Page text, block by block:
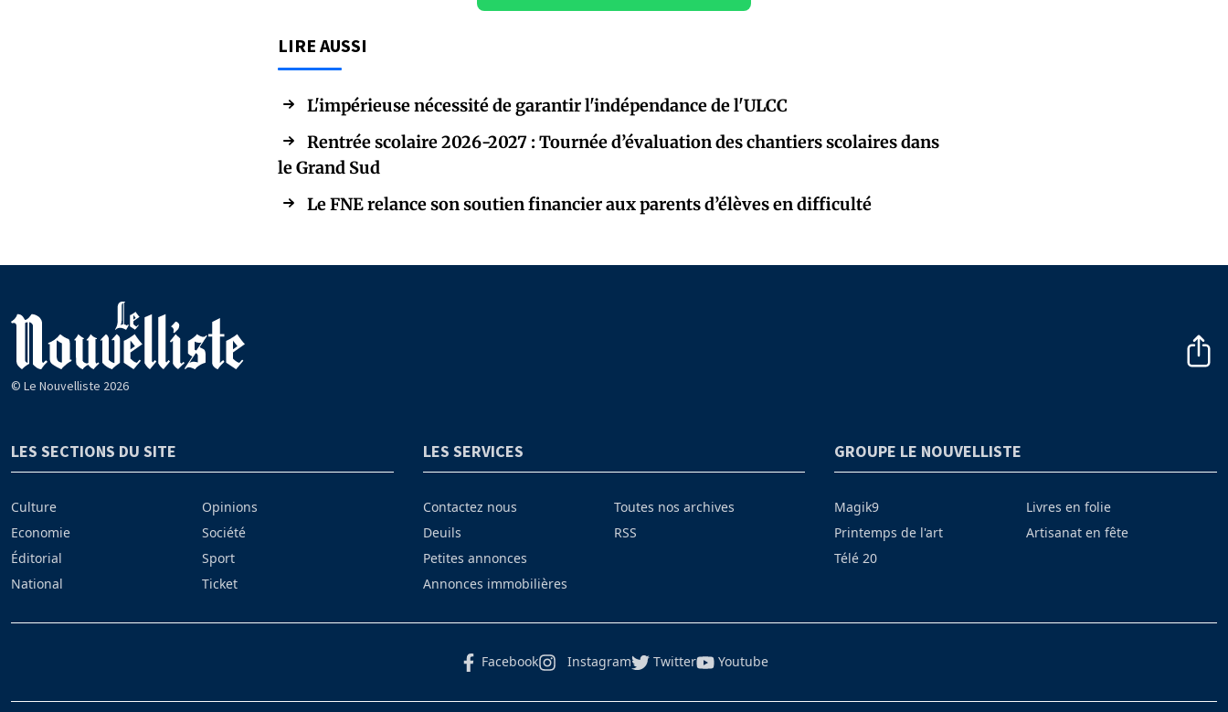
LIRE AUSSI
L'impérieuse nécessité de garantir l'indépendance de l'ULCC
Rentrée scolaire 2026-2027 : Tournée d’évaluation des chantiers scolaires dans
le Grand Sud
Le FNE relance son soutien financier aux parents d’élèves en difficulté
© Le Nouvelliste 2026
LES SECTIONS DU SITE
Culture
Economie
Éditorial
National
Opinions
Société
Sport
Ticket
LES SERVICES
Contactez nous
Deuils
Petites annonces
Annonces immobilières
Toutes nos archives
RSS
GROUPE LE NOUVELLISTE
Magik9
Printemps de l'art
Télé 20
Livres en folie
Artisanat en fête
Facebook Instagram Twitter Youtube